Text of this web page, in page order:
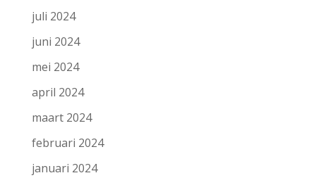
juli 2024
juni 2024
mei 2024
april 2024
maart 2024
februari 2024
januari 2024